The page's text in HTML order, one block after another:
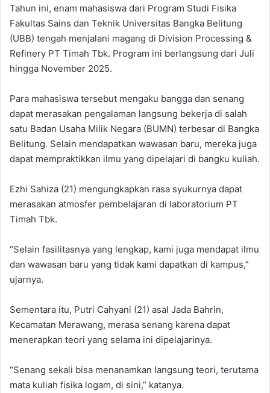
Tahun ini, enam mahasiswa dari Program Studi Fisika
Fakultas Sains dan Teknik Universitas Bangka Belitung
(UBB) tengah menjalani magang di Division Processing &
Refinery PT Timah Tbk. Program ini berlangsung dari Juli
hingga November 2025.
Para mahasiswa tersebut mengaku bangga dan senang
dapat merasakan pengalaman langsung bekerja di salah
satu Badan Usaha Milik Negara (BUMN) terbesar di Bangka
Belitung. Selain mendapatkan wawasan baru, mereka juga
dapat mempraktikkan ilmu yang dipelajari di bangku kuliah.
Ezhi Sahiza (21) mengungkapkan rasa syukurnya dapat
merasakan atmosfer pembelajaran di laboratorium PT
Timah Tbk.
“Selain fasilitasnya yang lengkap, kami juga mendapat ilmu
dan wawasan baru yang tidak kami dapatkan di kampus,”
ujarnya.
Sementara itu, Putri Cahyani (21) asal Jada Bahrin,
Kecamatan Merawang, merasa senang karena dapat
menerapkan teori yang selama ini dipelajarinya.
“Senang sekali bisa menanamkan langsung teori, terutama
mata kuliah fisika logam, di sini,” katanya.